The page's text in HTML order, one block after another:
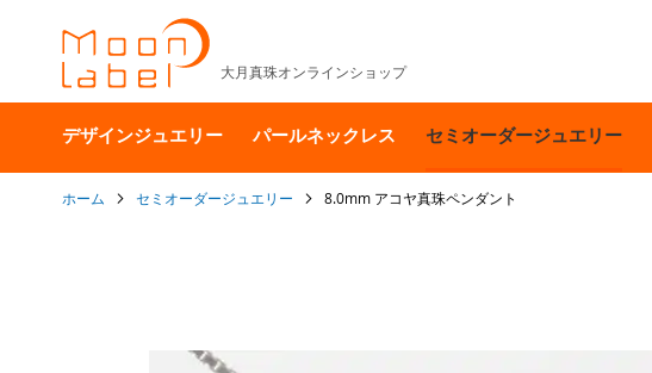
大月真珠オンラインショップ
デザインジュエリー パールネックレス セミオーダージュエリー
ホーム セミオーダージュエリー 8.0mm アコヤ真珠ペンダント